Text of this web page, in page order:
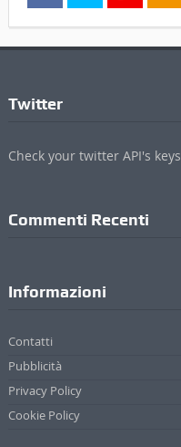
Twitter
Check your twitter API's keys
Commenti Recenti
Informazioni
Contatti
Pubblicità
Privacy Policy
Cookie Policy